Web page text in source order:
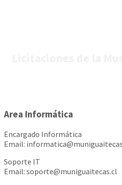
Area Informática
Encargado Informática
Email:
Soporte IT
Email: soporte@muniguaitecas.cl